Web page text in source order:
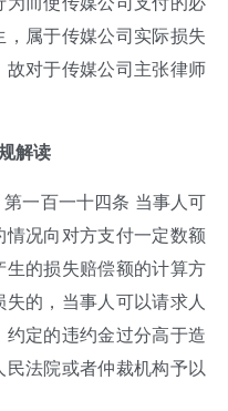
属于传媒公司实际损失
对于传媒公司主张律师
解读
一百一十四条 当事人可
情况向对方支付一定数额
生的损失赔偿额的计算方
的，当事人可以请求人
定的违约金过分高于造
法院或者仲裁机构予以